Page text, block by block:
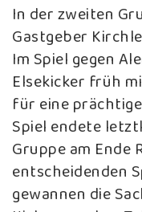
In der zweiten
Gastgeber
Im Spiel gegen
Elsekicker früh
für eine
Spiel endete
Gruppe am Ende
entscheidenden
gewannen die